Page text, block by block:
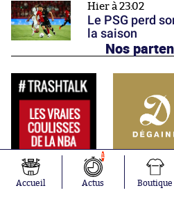
Hier à 23:02
Le PSG perd
la saison
Nos
Accueil
1
Actus Boutique